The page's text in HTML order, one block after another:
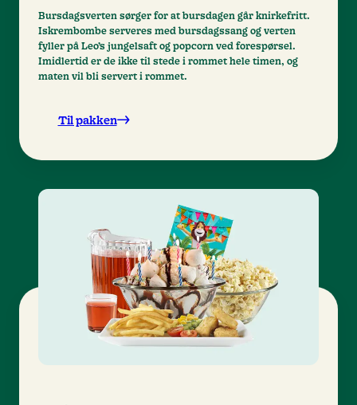
Bursdagsverten sørger for at bursdagen går knirkefritt.
Iskrembombe serveres med bursdagssang og verten
fyller på Leo’s jungelsaft og popcorn ved forespørsel.
Imidlertid er de ikke til stede i rommet hele timen, og
maten vil bli servert i rommet.
Til pakken